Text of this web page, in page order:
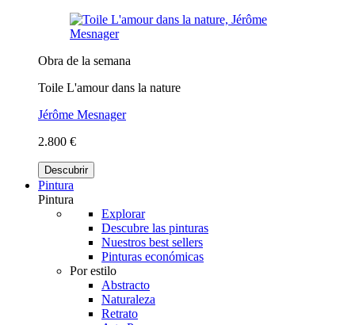
Obra de la semana
Toile L'amour dans la nature
Jérôme Mesnager
2.800 €
Descubrir
Pintura
Pintura
Explorar
Descubre las pinturas
Nuestros best sellers
Pinturas económicas
Por estilo
Abstracto
Naturaleza
Retrato